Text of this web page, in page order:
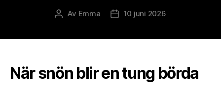
Inläggsförfattare
Av Emma Inläggsdatum
10 juni 2026
När snön blir en tung börda